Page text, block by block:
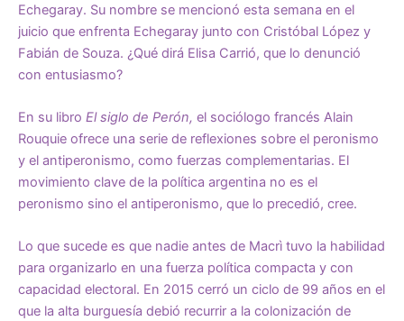
Echegaray. Su nombre se mencionó esta semana en el
juicio que enfrenta Echegaray junto con Cristóbal López y
Fabián de Souza. ¿Qué dirá Elisa Carrió, que lo denunció
con entusiasmo?
En su libro El siglo de Perón, el sociólogo francés Alain
Rouquie ofrece una serie de reflexiones sobre el peronismo
y el antiperonismo, como fuerzas complementarias. El
movimiento clave de la política argentina no es el
peronismo sino el antiperonismo, que lo precedió, cree.
Lo que sucede es que nadie antes de Macrì tuvo la habilidad
para organizarlo en una fuerza política compacta y con
capacidad electoral. En 2015 cerró un ciclo de 99 años en el
que la alta burguesía debió recurrir a la colonización de